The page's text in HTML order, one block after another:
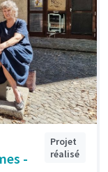
-
Projet
réalisé